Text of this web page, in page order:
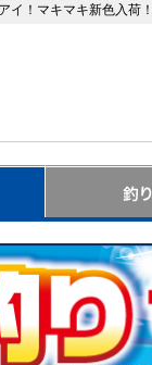
イ！マキマキ新色入荷！